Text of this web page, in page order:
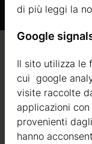
Qualità /
Qualità
di più leggi la
Google
Il sito utilizza le
cui google
visite raccolte
applicazioni
provenienti
hanno